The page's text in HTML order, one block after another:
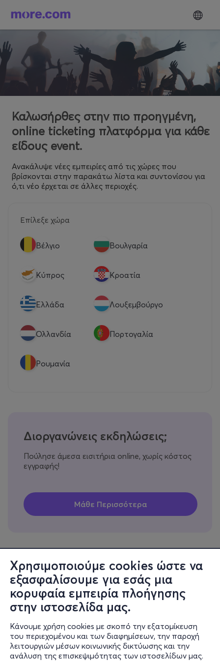
Χρησιμοποιούμε cookies ώστε να
εξασφαλίσουμε για εσάς μια
κορυφαία εμπειρία πλοήγησης
στην ιστοσελίδα μας.
Κάνουμε χρήση cookies με σκοπό την εξατομίκευση
του περιεχομένου και των διαφημίσεων, την παροχή
λειτουργιών μέσων κοινωνικής δικτύωσης και την
ανάλυση της επισκεψιμότητας των ιστοσελίδων μας.
Καλωσήρθες στην πιο προηγμένη,
online ticketing πλατφόρμα για κάθε
είδους event.
Ανακάλυψε νέες εμπειρίες από τις χώρες που
βρίσκονται στην παρακάτω λίστα και συντονίσου για
ό,τι νέο έρχεται σε άλλες περιοχές.
Επίλεξε χώρα
Βέλγιο Βουλγαρία
Κύπρος Κροατία
Eλλάδα Λουξεμβούργο
Ολλανδία Πορτογαλία
Ρουμανία
Διοργανώνεις εκδηλώσεις;
Πούλησε άμεσα εισιτήρια online, χωρίς κόστος
εγγραφής!
Πληροφορίες
Υποστήριξη
Stay Connected